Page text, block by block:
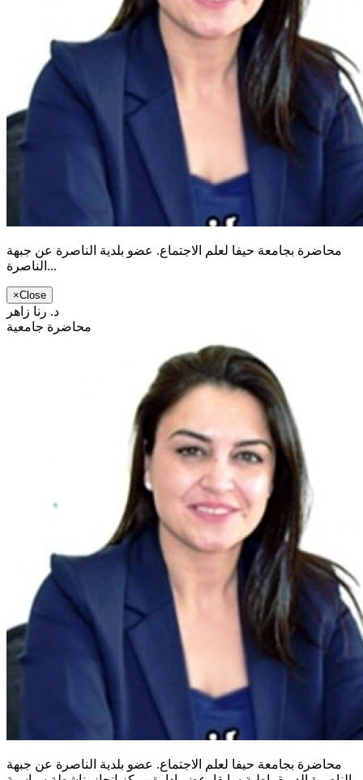
محاضرة بجامعة حيفا لعلم الاجتماع. عضو بلدية الناصرة عن جبهة
الناصرة...
×Close
د. رنا زاهر
محاضرة جامعية
محاضرة بجامعة حيفا لعلم الاجتماع. عضو بلدية الناصرة عن جبهة